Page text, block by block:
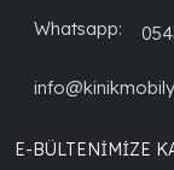
Whatsapp:
E-BÜLTENIMIZE